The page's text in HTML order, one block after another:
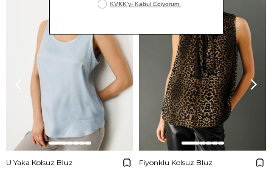
U Yaka Kolsuz Bluz Fiyonklu Kolsuz Bluz